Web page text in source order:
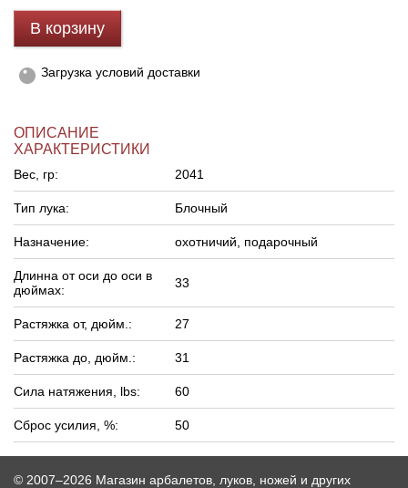
В корзину
Загрузка условий доставки
ОПИСАНИЕ
ХАРАКТЕРИСТИКИ
Вес, гр: 2041
Тип лука: Блочный
Назначение: охотничий, подарочный
Длинна от оси до оси в
дюймах:
33
Растяжка от, дюйм.: 27
Растяжка до, дюйм.: 31
Сила натяжения, lbs: 60
Сброс усилия, %: 50
© 2007–2026 Магазин арбалетов, луков, ножей и других
Линейки для настройки лука
Кликеры для лука
Плунжеры для лука
Киссеры для лука
Охотничьи ножи